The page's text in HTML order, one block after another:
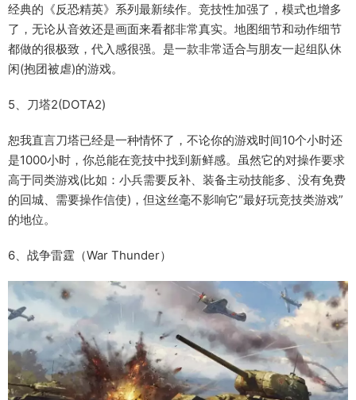
经典的《反恐精英》系列最新续作。竞技性加强了，模式也增多
了，无论从音效还是画面来看都非常真实。地图细节和动作细节
都做的很极致，代入感很强。是一款非常适合与朋友一起组队休
闲(抱团被虐)的游戏。
5、刀塔2(DOTA2)
恕我直言刀塔已经是一种情怀了，不论你的游戏时间10个小时还
是1000小时，你总能在竞技中找到新鲜感。虽然它的对操作要求
高于同类游戏(比如：小兵需要反补、装备主动技能多、没有免费
的回城、需要操作信使)，但这丝毫不影响它“最好玩竞技类游戏”
的地位。
6、战争雷霆（War Thunder）